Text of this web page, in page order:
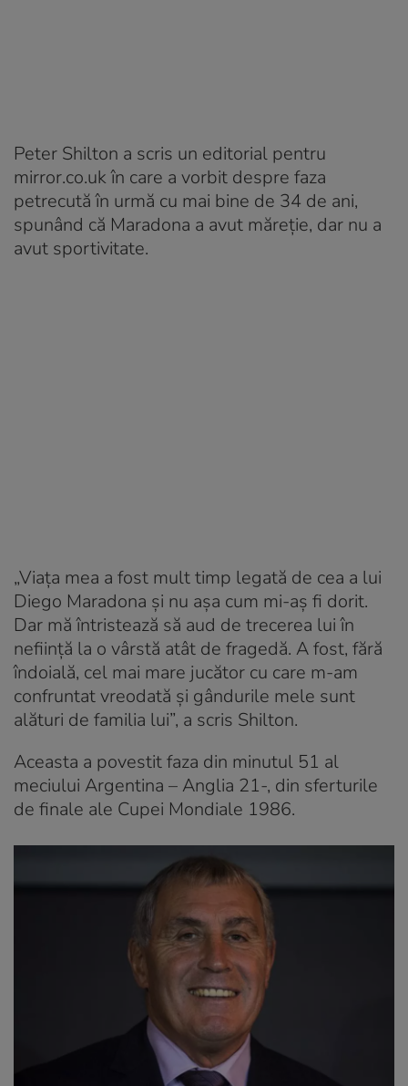
Peter Shilton a scris un editorial pentru
mirror.co.uk în care a vorbit despre faza
petrecută în urmă cu mai bine de 34 de ani,
spunând că Maradona a avut măreție, dar nu a
avut sportivitate.
„Viaţa mea a fost mult timp legată de cea a lui
Diego Maradona şi nu aşa cum mi-aş fi dorit.
Dar mă întristează să aud de trecerea lui în
nefiinţă la o vârstă atât de fragedă. A fost, fără
îndoială, cel mai mare jucător cu care m-am
confruntat vreodată şi gândurile mele sunt
alături de familia lui”, a scris Shilton.
Aceasta a povestit faza din minutul 51 al
meciului Argentina – Anglia 21-, din sferturile
de finale ale Cupei Mondiale 1986.